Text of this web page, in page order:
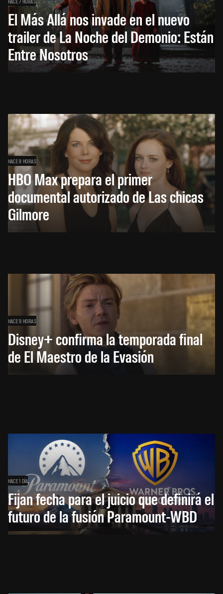
El Más Allá nos invade en el nuevo
trailer de La Noche del Demonio: Están
Entre Nosotros
HACE 8 HORAS
HBO Max prepara el primer
documental autorizado de Las chicas
Gilmore
HACE 9 HORAS
Disney+ confirma la temporada final
de El Maestro de la Evasión
HACE 1 DÍA
Fijan fecha para el juicio que definirá el
futuro de la fusión Paramount-WBD